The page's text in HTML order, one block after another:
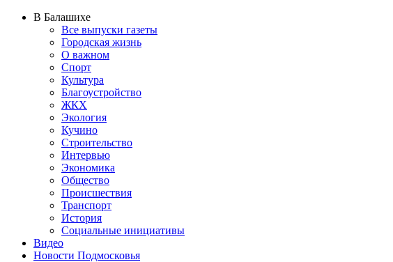
В Балашихе
Все выпуски газеты
Городская жизнь
О важном
Спорт
Культура
Благоустройство
ЖКХ
Экология
Кучино
Строительство
Интервью
Экономика
Общество
Происшествия
Транспорт
История
Социальные инициативы
Видео
Новости Подмосковья